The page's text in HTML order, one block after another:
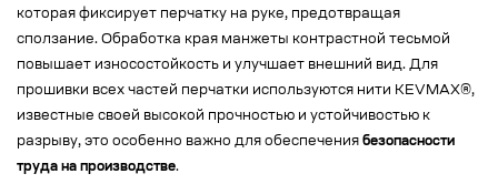
которая фиксирует перчатку на руке, предотвращая
сползание. Обработка края манжеты контрастной тесьмой
повышает износостойкость и улучшает внешний вид. Для
прошивки всех частей перчатки используются нити KEVMAX®,
известные своей высокой прочностью и устойчивостью к
разрыву, это особенно важно для обеспечения безопасности
труда на производстве.